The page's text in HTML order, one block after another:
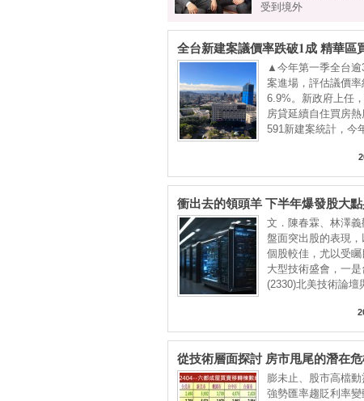
受到境外
全台新建案議價率跌破1成 精華區
有解方
▲今年第一季全台逾
案進場，評估議價率
6.9%。新政府上任
房貸延續自住買房
591新建案統計，今
衝出去的領頭羊 下半年爆發股大
文．陳春霖、林澤義
盤面突出股的表現，
個股較佳，尤以受
大型技術盛會，一
(2330)北美技術論壇
從技術層面探討 房市甩尾的潛在
膨未止、股市高檔
強勢匯率趨貶利率變